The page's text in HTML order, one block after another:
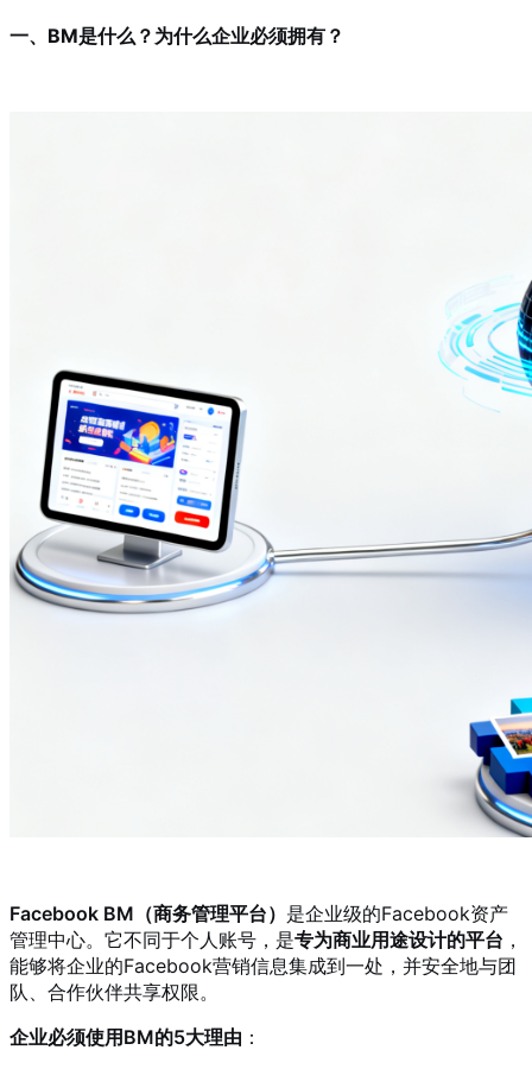
一、BM是什么？为什么企业必须拥有？
Facebook BM（商务管理平台） 是企业级的Facebook资产
管理中心。它不同于个人账号，是专为商业用途设计的平台 ，
能够将企业的Facebook营销信息集成到一处，并安全地与团
队、合作伙伴共享权限。
企业必须使用BM的5大理由 ：